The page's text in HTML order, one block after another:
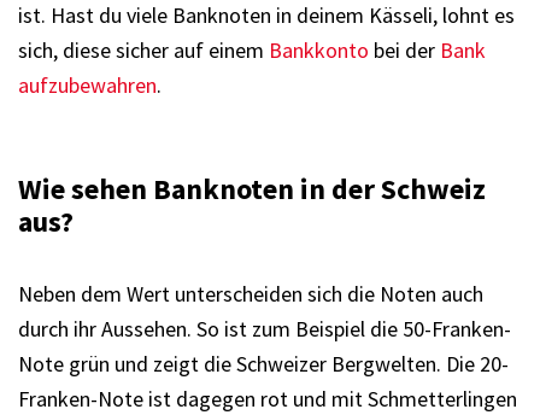
ist. Hast du viele Banknoten in deinem Kässeli, lohnt es
sich, diese sicher auf einem Bankkonto bei der Bank
aufzubewahren.
Wie sehen Banknoten in der Schweiz
aus?
Neben dem Wert unterscheiden sich die Noten auch
durch ihr Aussehen. So ist zum Beispiel die 50-Franken-
Note grün und zeigt die Schweizer Bergwelten. Die 20-
Franken-Note ist dagegen rot und mit Schmetterlingen